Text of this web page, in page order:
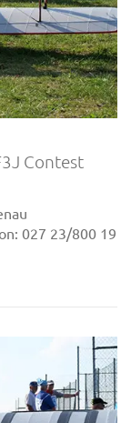
Contest
027 23/800 19